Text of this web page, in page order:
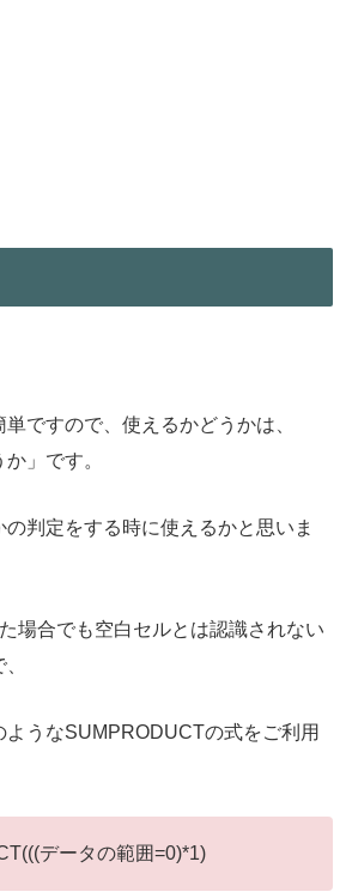
ですので、使えるかどうかは、
」です。
判定をする時に使えるかと思いま
場合でも空白セルとは認識されない
ようなSUMPRODUCTの式をご利用
データの範囲=0)*1)